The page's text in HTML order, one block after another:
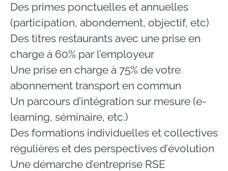
Des primes ponctuelles et annuelles
(participation, abondement, objectif, etc)
Des titres restaurants avec une prise en
charge à 60% par l’employeur
Une prise en charge à 75% de votre
abonnement transport en commun
Un parcours d’intégration sur mesure (e-
learning, séminaire, etc.)
Des formations individuelles et collectives
régulières et des perspectives d’évolution
Une démarche d’entreprise RSE